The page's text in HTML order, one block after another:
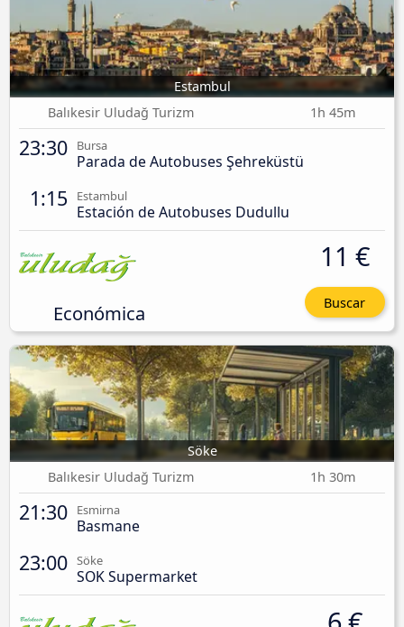
Estambul
Balıkesir Uludağ Turizm
1h 45m
23:30 Bursa
Parada de Autobuses Şehreküstü
1:15 Estambul
Estación de Autobuses Dudullu
Económica
11 €
Buscar
Söke
Balıkesir Uludağ Turizm
1h 30m
21:30 Esmirna
Basmane
23:00 Söke
SOK Supermarket